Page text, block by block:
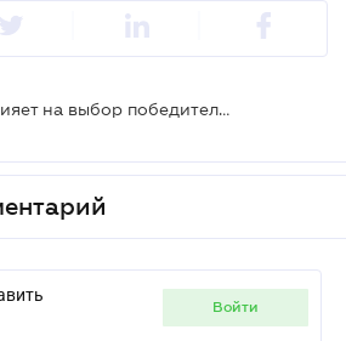
НДС больше не повлияет на выбор победителя тендера в Prozorro
войти